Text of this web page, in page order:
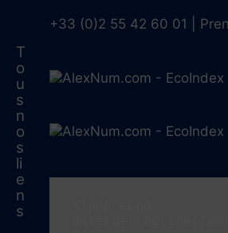
T
o
u
s
n
o
s
li
e
n
s
+33 (0)2 55 42 60 01